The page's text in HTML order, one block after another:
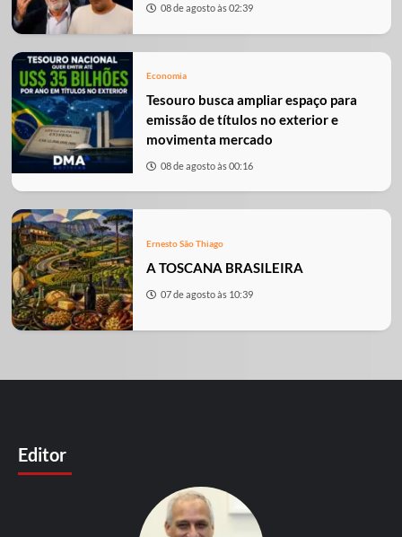
08 de agosto às 02:39
Economia
Tesouro busca ampliar espaço para
emissão de títulos no exterior e
movimenta mercado
08 de agosto às 00:16
Ernesto São Thiago
A TOSCANA BRASILEIRA
07 de agosto às 10:39
Editor